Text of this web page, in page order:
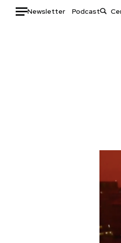
Newsletter Podcast